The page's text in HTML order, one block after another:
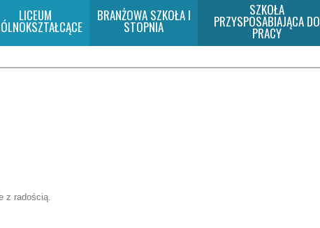
LICEUM BRANŻOWA SZKOŁA I
STOPNIA
SZKOŁA
PRZYSPOSABIAJĄCA DO
PRACY
z radością.